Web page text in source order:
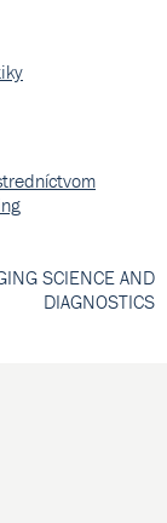
SCIENCE AND
DIAGNOSTICS